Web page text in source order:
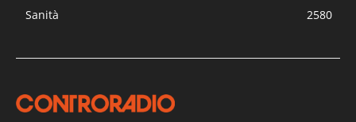
Sanità
2580